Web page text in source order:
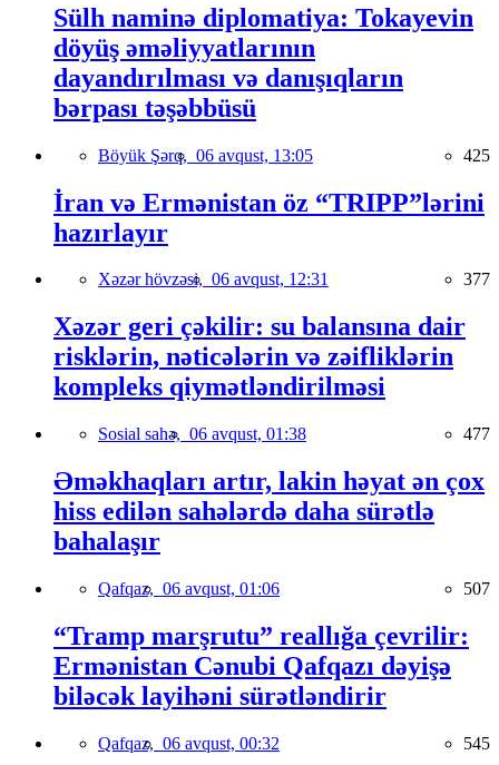
Sülh naminə diplomatiya: Tokayevin
döyüş əməliyyatlarının
dayandırılması və danışıqların
bərpası təşəbbüsü
Böyük Şərq, 06 avqust, 13:05 425
İran və Ermənistan öz “TRIPP”lərini
hazırlayır
Xəzər hövzəsi, 06 avqust, 12:31 377
Xəzər geri çəkilir: su balansına dair
risklərin, nəticələrin və zəifliklərin
kompleks qiymətləndirilməsi
Sosial sahə, 06 avqust, 01:38 477
Əməkhaqları artır, lakin həyat ən çox
hiss edilən sahələrdə daha sürətlə
bahalaşır
Qafqaz, 06 avqust, 01:06 507
“Tramp marşrutu” reallığa çevrilir:
Ermənistan Cənubi Qafqazı dəyişə
biləcək layihəni sürətləndirir
Qafqaz, 06 avqust, 00:32 545